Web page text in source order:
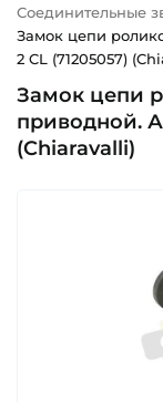
Соединительные
Замок цепи
2 CL (71205057)
Замок цепи
приводной.
(Chiaravalli)